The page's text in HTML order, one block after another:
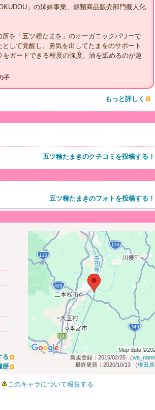
」の姉妹事業、穀類商品販売部門擬人化
を「五ツ種たまを」のオーガニックパワーで
して覚醒し、勇気を出してたまをのサポート
ガードできる程度の強度。油を舐めるのが趣
子
もっと詳しく
五ツ種たまきのクチコミを投稿する！
五ツ種たまきのフォトを投稿する！
る
歴
新規登録：2015/02/25 （wa_nami
最終更新：2020/10/13 （権田原
このキャラについて報告する